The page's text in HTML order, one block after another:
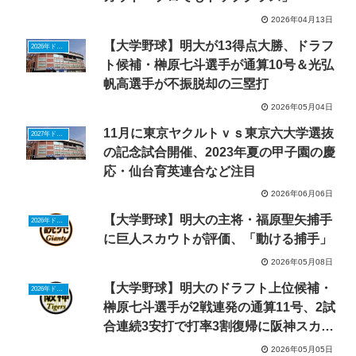
2026年04月13日
2026年ドラフトニュース
【大学野球】明大が13得点大勝、ドラフ
ト候補・榊原七斗選手が通算10号＆光弘
帆高選手が不振脱却の三塁打
2026年05月04日
11月に東京ヤクルトｖｓ東京六大学選抜
の記念試合開催、2023年夏の甲子園の慶
応・仙台育英連合など注目
2026年06月06日
2026年ドラフトニュース
【大学野球】明大の主将・福原聖矢捕手
に巨人スカウトが評価、「動ける捕手」
2026年05月08日
2026年ドラフトニュース
【大学野球】明大のドラフト上位候補・
榊原七斗選手が2戦連発の通算11号、2試
合連続3安打で打率3割復帰に阪神スカウ
ト「ヤクルト丸山和郁より上」2026年05月05日